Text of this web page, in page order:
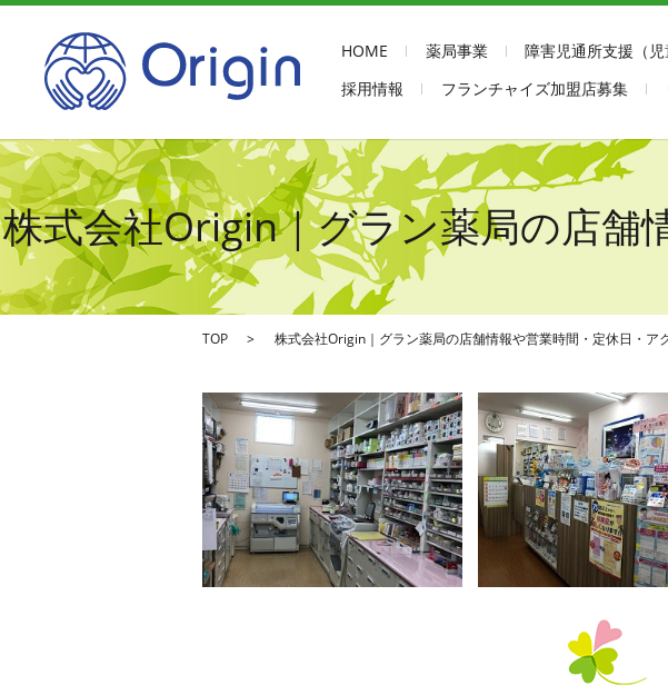
HOME 薬局事業 障害児通所支援（児
採用情報
フランチャイズ加盟店募集
株式会社Origin｜グラン薬局の店舗
TOP 株式会社Origin｜グラン薬局の店舗情報や営業時間・定休日・ア